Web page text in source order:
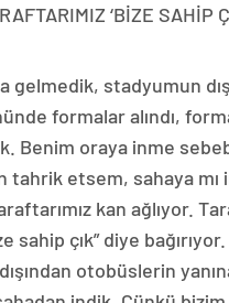
‘BİZE SAHİP
gelmedik, stadyumun
formalar alındı,
Benim oraya inme
tahrik etsem, sahaya mı
kan ağlıyor.
sahip çık” diye
otobüslerin